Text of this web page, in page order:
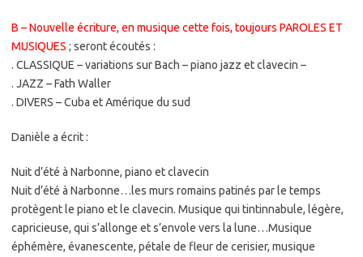
B – Nouvelle écriture, en musique cette fois, toujours PAROLES ET
MUSIQUES ; seront écoutés :
. CLASSIQUE – variations sur Bach – piano jazz et clavecin –
. JAZZ – Fath Waller
. DIVERS – Cuba et Amérique du sud
Danièle a écrit :
Nuit d’été à Narbonne, piano et clavecin
Nuit d’été à Narbonne…les murs romains patinés par le temps
protègent le piano et le clavecin. Musique qui tintinnabule, légère,
capricieuse, qui s’allonge et s’envole vers la lune…Musique
éphémère, évanescente, pétale de fleur de cerisier, musique